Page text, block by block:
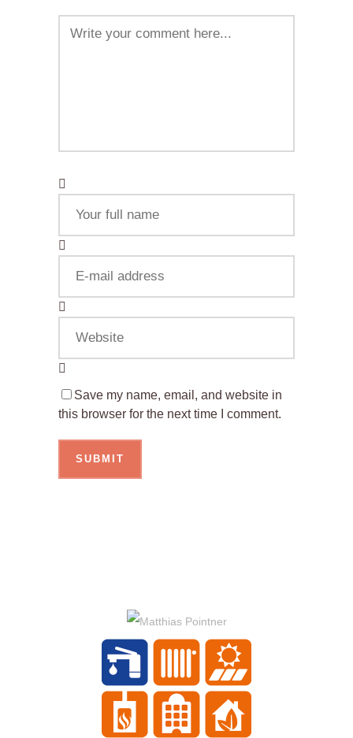
Save my name, email, and website in
this browser for the next time I comment.